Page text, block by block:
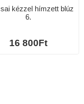
kézzel hímzett blúz
6.
16 800Ft